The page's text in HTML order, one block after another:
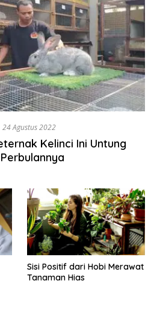
24 Agustus 2022
Kelinci Ini Untung
Sisi Positif dari Hobi Merawat
Tanaman Hias